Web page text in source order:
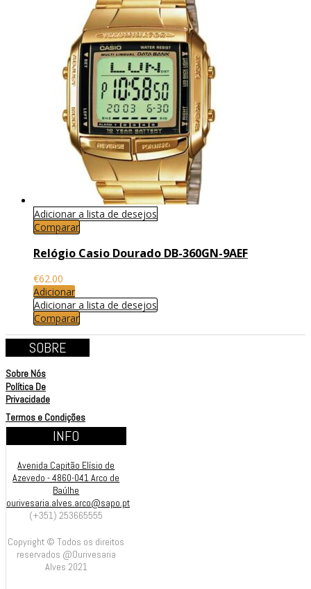
Adicionar a lista de desejos
Comparar
Relógio Casio Dourado DB-360GN-9AEF
€62.00
Adicionar
Adicionar a lista de desejos
Comparar
SOBRE
Sobre Nós
Política De
Privacidade
Termos e Condições
INFO
Avenida Capitão Elísio de
Azevedo - 4860-041 Arco de
Baúlhe
ourivesaria.alves.arco@sapo.pt
(+351) 253665555
Copyright © Todos os direitos
reservados @Ourivesaria
Alves 2021